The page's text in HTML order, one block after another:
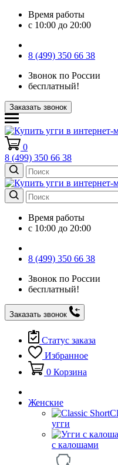
Время работы
с 10:00 до 20:00
8 (499) 350 66 38
Звонок по России
бесплатный!
Заказать звонок
0
8 (499) 350 66 38
Время работы
с 10:00 до 20:00
8 (499) 350 66 38
Звонок по России
бесплатный!
Заказать звонок
Статус заказа
Избранное
0 Корзина
Женские
угги
с калошами